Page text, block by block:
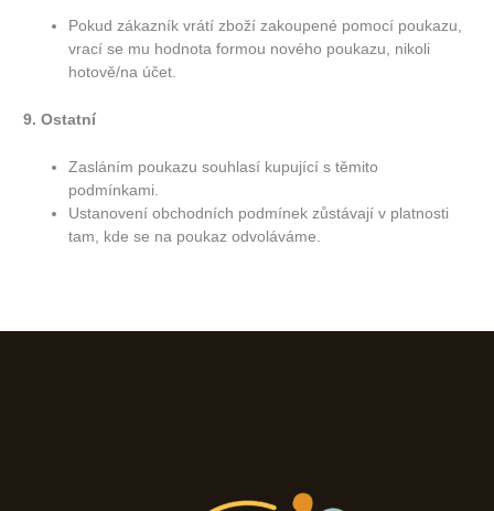
Pokud zákazník vrátí zboží zakoupené pomocí poukazu,
vrací se mu hodnota formou nového poukazu, nikoli
hotově/na účet.
9. Ostatní
Zasláním poukazu souhlasí kupující s těmito
podmínkami.
Ustanovení obchodních podmínek zůstávají v platnosti
tam, kde se na poukaz odvoláváme.